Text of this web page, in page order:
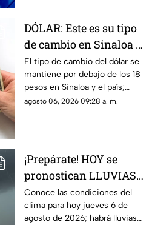
DÓLAR: Este es su tipo
de cambio en Sinaloa y
México HOY jueves
El tipo de cambio del dólar se
mantiene por debajo de los 18
pesos en Sinaloa y el país;
conoce los detalles sobre su
agosto 06, 2026 09:28 a. m.
¡Prepárate! HOY se
pronostican LLUVIAS
MUY FUERTES en estas
zonas de Sinaloa
Conoce las condiciones del
clima para hoy jueves 6 de
agosto de 2026; habrá lluvias